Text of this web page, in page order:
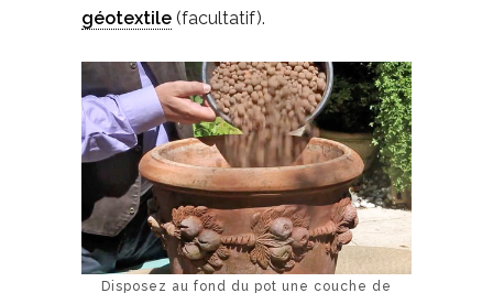
géotextile (facultatif).
Disposez au fond du pot une couche de